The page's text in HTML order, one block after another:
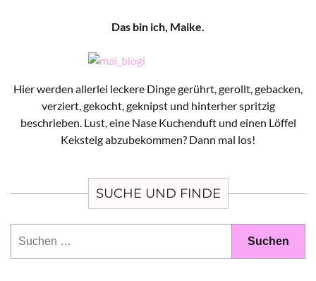
Das bin ich, Maike.
Hier werden allerlei leckere Dinge gerührt, gerollt, gebacken,
verziert, gekocht, geknipst und hinterher spritzig
beschrieben. Lust, eine Nase Kuchenduft und einen Löffel
Keksteig abzubekommen? Dann mal los!
SUCHE UND FINDE